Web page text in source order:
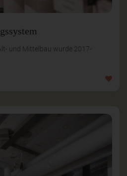
und Mittelbau wurde 2017-